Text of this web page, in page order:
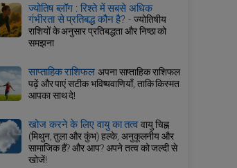
ज्योतिष ब्लॉग : रिश्ते में सबसे अधिक
गंभीरता से प्रतिबद्ध कौन है? -ज्योतिषीय
राशियों के अनुसार प्रतिबद्धता और निष्ठा को
समझना
साप्ताहिक राशिफलअपना साप्ताहिक राशिफल
पढ़ें और पाएं सटीक भविष्यवाणियाँ, ताकि किस्मत
आपका साथ दे!
खोज करने के लिए वायु का तत्ववायु चिह्न
(मिथुन, तुला और कुंभ) हल्के, अनुकूलनीय और
सामाजिक हैं? और आप? अपने तत्व को जल्दी से
खोजें!